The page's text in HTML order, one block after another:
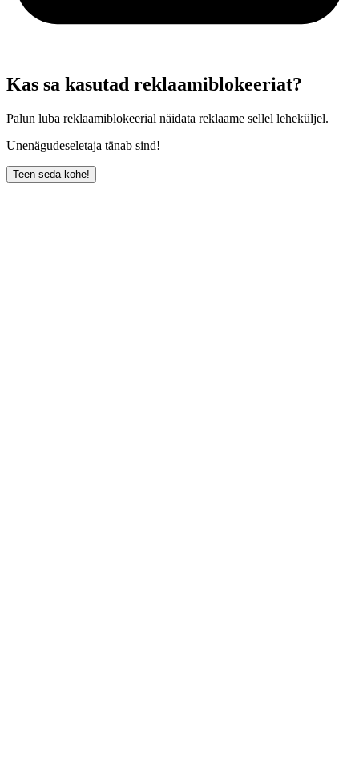
Kas sa kasutad reklaamiblokeeriat?
Palun luba reklaamiblokeerial näidata reklaame sellel leheküljel.
Unenägudeseletaja tänab sind!
Teen seda kohe!